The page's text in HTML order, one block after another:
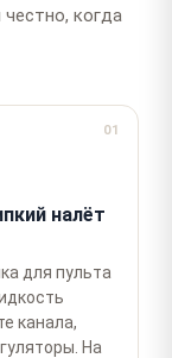
когда
01
налёт
для пульта
канала,
На